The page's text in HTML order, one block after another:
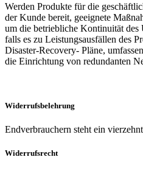
Werden Produkte für die
der Kunde bereit, geeignete
um die betriebliche Kontinuität des
falls es zu Leistungsausfällen des
Disaster-Recovery- Pläne,
die Einrichtung von redundanten
Widerrufsbelehrung
Endverbrauchern steht ein
Widerrufsrecht